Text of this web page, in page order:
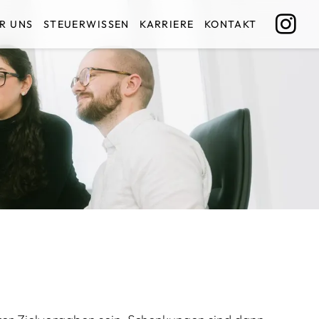
UNS STEUERWISSEN KARRIERE KONTAKT